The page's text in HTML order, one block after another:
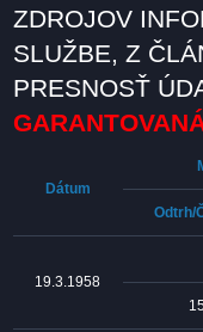
ZDROJOV
SLUŽBE, Z
PRESNOSŤ
Dátum
Odtrh/
19.3.1958